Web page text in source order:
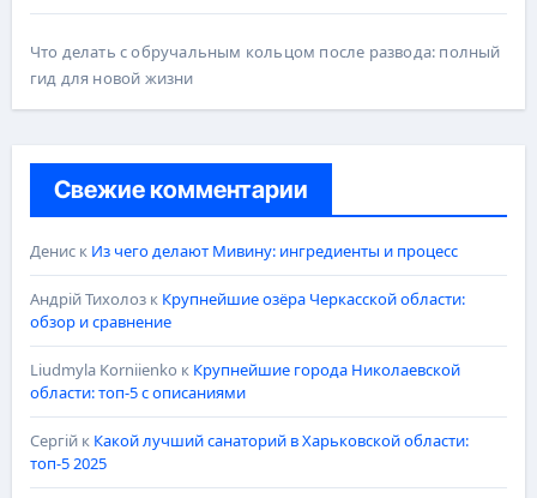
Что делать с обручальным кольцом после развода: полный
гид для новой жизни
Свежие комментарии
Дениск Из чего делают Мивину: ингредиенты и процесс
Андрій Тихолозк Крупнейшие озёра Черкасской области:
обзор и сравнение
Liudmyla Korniienko к Крупнейшие города Николаевской
области: топ-5 с описаниями
Сергійк Какой лучший санаторий в Харьковской области:
топ-5 2025